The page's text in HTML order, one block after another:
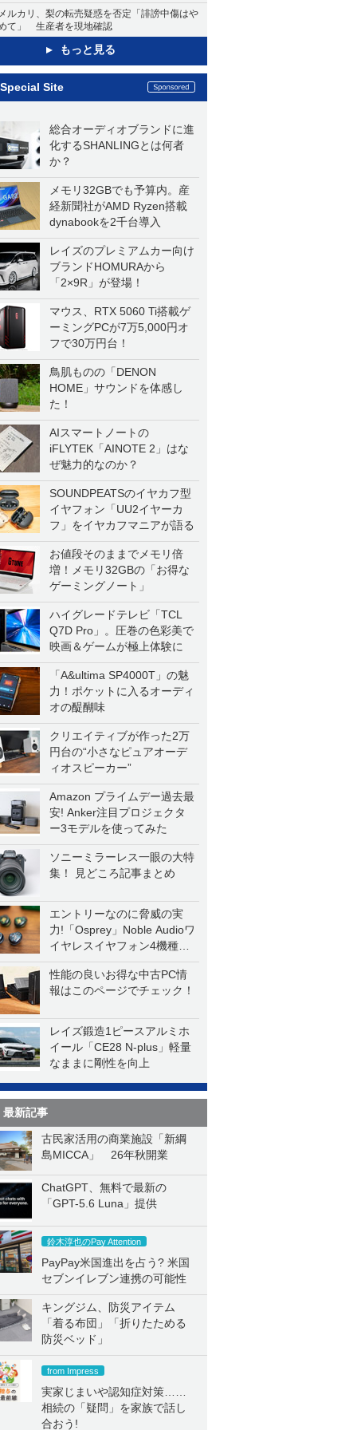
ルカリ、梨の転売疑惑を否定「誹謗中傷はや
て」 生産者を現地確認
もっと見る
Special Site
総合オーディオブランドに進
化するSHANLINGとは何者
か？
メモリ32GBでも予算内。産
経新聞社がAMD Ryzen搭載
dynabookを2千台導入
レイズのプレミアムカー向け
ブランドHOMURAから
「2×9R」が登場！
マウス、RTX 5060 Ti搭載ゲ
ーミングPCが7万5,000円オ
フで30万円台！
鳥肌ものの「DENON
HOME」サウンドを体感し
た！
AIスマートノートの
iFLYTEK「AINOTE 2」はな
ぜ魅力的なのか？
SOUNDPEATSのイヤカフ型
イヤフォン「UU2イヤーカ
フ」をイヤカフマニアが語る
お値段そのままでメモリ倍
増！メモリ32GBの「お得な
ゲーミングノート」
ハイグレードテレビ「TCL
Q7D Pro」。圧巻の色彩美で
映画＆ゲームが極上体験に
「A&ultima SP4000T」の魅
力！ポケットに入るオーディ
オの醍醐味
クリエイティブが作った2万
円台の“小さなピュアオーデ
ィオスピーカー”
Amazon プライムデー過去最
安! Anker注目プロジェクタ
ー3モデルを使ってみた
ソニーミラーレス一眼の大特
集！ 見どころ記事まとめ
エントリーなのに脅威の実
力!「Osprey」Noble Audioワ
イヤレスイヤフォン4機種を
一気に聴く
性能の良いお得な中古PC情
報はこのページでチェック！
レイズ鍛造1ピースアルミホ
イール「CE28 N-plus」軽量
なままに剛性を向上
最新記事
古民家活用の商業施設「新綱
島MICCA」 26年秋開業
ChatGPT、無料で最新の
「GPT-5.6 Luna」提供
鈴木淳也のPay Attention
PayPay米国進出を占う? 米国
セブンイレブン連携の可能性
キングジム、防災アイテム
「着る布団」「折りたためる
防災ベッド」
from Impress
実家じまいや認知症対策……
相続の「疑問」を家族で話し
合おう!